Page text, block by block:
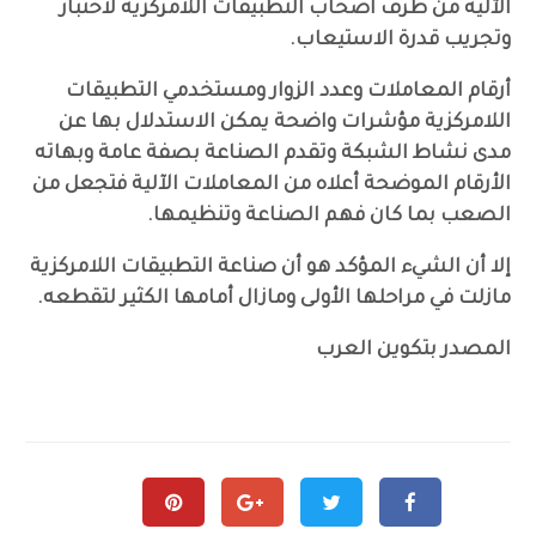
الآلية من طرف أصحاب التطبيقات اللامركزية لاختبار
وتجريب قدرة الاستيعاب.
أرقام المعاملات وعدد الزوار ومستخدمي التطبيقات
اللامركزية مؤشرات واضحة يمكن الاستدلال بها عن
مدى نشاط الشبكة وتقدم الصناعة بصفة عامة وبهاته
الأرقام الموضحة أعلاه من المعاملات الآلية فتجعل من
الصعب بما كان فهم الصناعة وتنظيمها.
إلا أن الشيء المؤكد هو أن صناعة التطبيقات اللامركزية
مازلت في مراحلها الأولى ومازال أمامها الكثير لتقطعه.
المصدر بتكوين العرب